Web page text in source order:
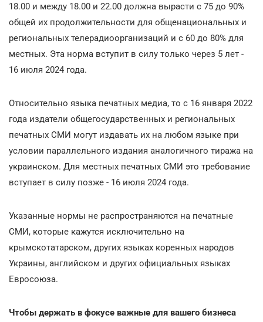
18.00 и между 18.00 и 22.00 должна вырасти с 75 до 90%
общей их продолжительности для общенациональных и
региональных телерадиоорганизаций и с 60 до 80% для
местных. Эта норма вступит в силу только через 5 лет -
16 июля 2024 года.
Относительно языка печатных медиа, то с 16 января 2022
года издатели общегосударственных и региональных
печатных СМИ могут издавать их на любом языке при
условии параллельного издания аналогичного тиража на
украинском. Для местных печатных СМИ это требование
вступает в силу позже - 16 июля 2024 года.
Указанные нормы не распространяются на печатные
СМИ, которые кажутся исключительно на
крымскотатарском, других языках коренных народов
Украины, английском и других официальных языках
Евросоюза.
Чтобы держать в фокусе важные для вашего бизнеса